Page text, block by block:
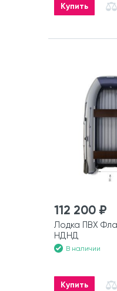
Купить
112 200 ₽
Лодка ПВХ
НДНД
В наличии
Купить